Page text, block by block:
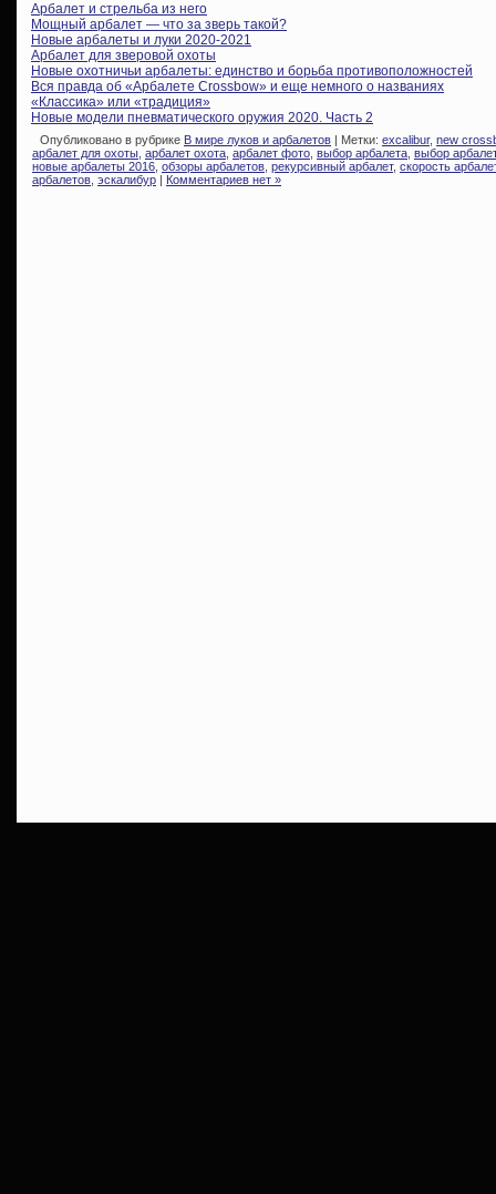
Арбалет и стрельба из него
Мощный арбалет — что за зверь такой?
Новые арбалеты и луки 2020-2021
Арбалет для зверовой охоты
Новые охотничьи арбалеты: единство и борьба противоположностей
Вся правда об «Арбалете Crossbow» и еще немного о названиях
«Классика» или «традиция»
Новые модели пневматического оружия 2020. Часть 2
Опубликовано в рубрике В мире луков и арбалетов | Метки: excalibur, new
арбалет для охоты арбалет охота арбалет фото выбор арбалета выбор
новые арбалеты 2016 обзоры арбалетов рекурсивный арбалет, скорость
арбалетов эскалибур Комментариев нет »